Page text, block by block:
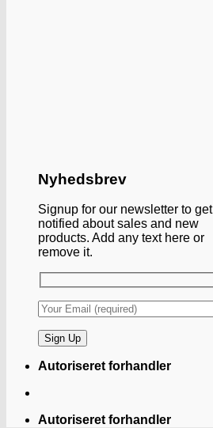
Nyhedsbrev
Signup for our newsletter to get
notified about sales and new
products. Add any text here or
remove it.
Autoriseret forhandler
Autoriseret forhandler